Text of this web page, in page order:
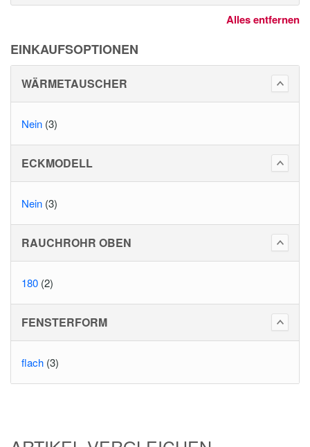
Alles entfernen
EINKAUFSOPTIONEN
WÄRMETAUSCHER
Nein (3)
ECKMODELL
Nein (3)
RAUCHROHR OBEN
180 (2)
FENSTERFORM
flach (3)